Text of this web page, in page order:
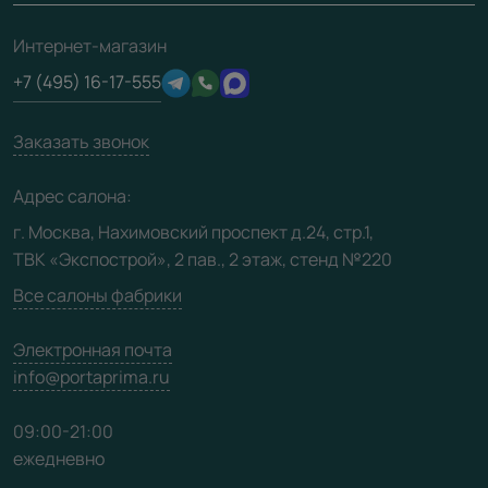
Отзывы клиентов
Техническая информация
Юридическая информация
3D-модели
О фабрике
Сертификаты
Производство
Вакансии
Видео
Карта сайта
Интернет-магазин
+7 (495) 16-17-555
Заказать звонок
Адрес салона:
г. Москва, Нахимовский проспект д.24, стр.1,
ТВК «Экспострой», 2 пав., 2 этаж, стенд №220
Все салоны фабрики
Электронная почта
info@portaprima.ru
09:00-21:00
ежедневно